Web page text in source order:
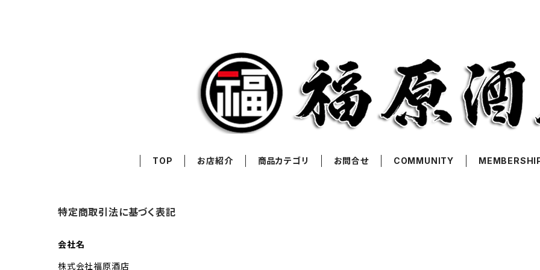
TOP お店紹介 商品カテゴリ お問合せ COMMUNITY
特定商取引法に基づく表記
会社名
株式会社福原酒店